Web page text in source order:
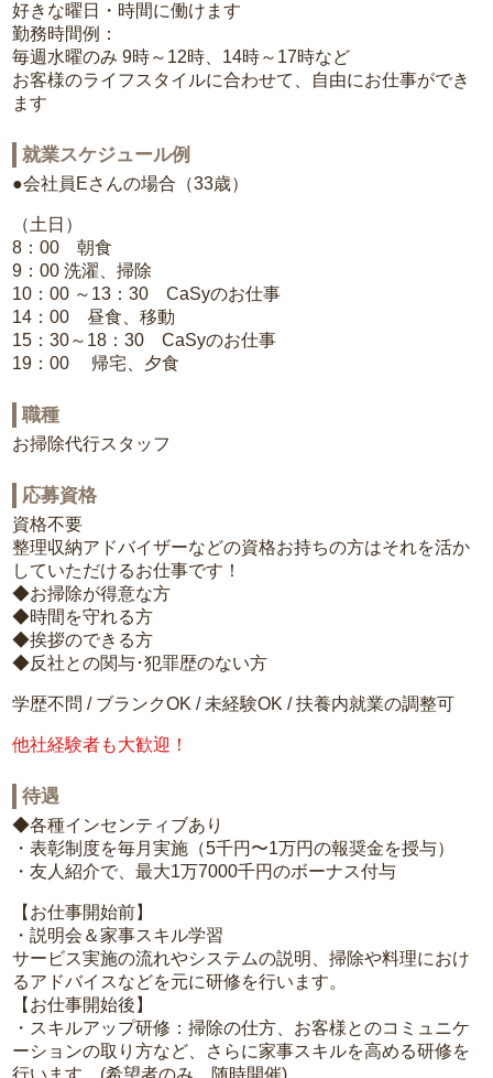
好きな曜日・時間に働けます
勤務時間例：
毎週水曜のみ 9時～12時、14時～17時など
お客様のライフスタイルに合わせて、自由にお仕事ができ
ます
就業スケジュール例
●会社員Eさんの場合（33歳）
（土日）
8：00 朝食
9：00 洗濯、掃除
10：00 ～13：30 CaSyのお仕事
14：00 昼食、移動
15：30～18：30 CaSyのお仕事
19：00 帰宅、夕食
職種
お掃除代行スタッフ
応募資格
資格不要
整理収納アドバイザーなどの資格お持ちの方はそれを活か
していただけるお仕事です！
◆お掃除が得意な方
◆時間を守れる方
◆挨拶のできる方
◆反社との関与･犯罪歴のない方
学歴不問 / ブランクOK / 未経験OK / 扶養内就業の調整可
他社経験者も大歓迎！
待遇
◆各種インセンティブあり
・表彰制度を毎月実施（5千円〜1万円の報奨金を授与）
・友人紹介で、最大1万7000千円のボーナス付与
【お仕事開始前】
・説明会＆家事スキル学習
サービス実施の流れやシステムの説明、掃除や料理におけ
るアドバイスなどを元に研修を行います。
【お仕事開始後】
・スキルアップ研修：掃除の仕方、お客様とのコミュニケ
ーションの取り方など、さらに家事スキルを高める研修を